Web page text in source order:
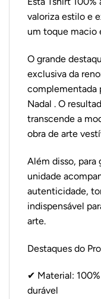
valoriza estilo e
um toque macio
O grande
exclusiva da
complementada
Nadal . O
transcende a
obra de arte
Além disso, para
unidade
autenticidade,
indispensável
arte.
Destaques do
✔ Material:
durável